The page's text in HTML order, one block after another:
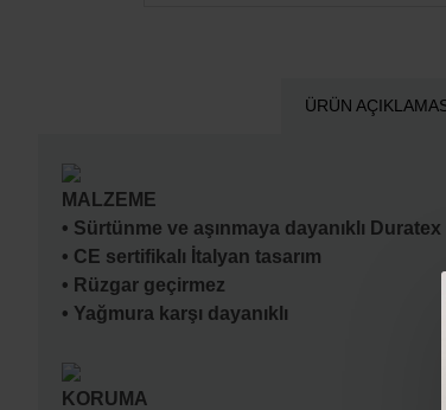
ÜRÜN
MALZEME
• Sürtünme ve aşınmaya dayanıklı
• CE sertifikalı İtalyan tasarım
• Rüzgar geçirmez
• Yağmura karşı dayanıklı
KORUMA